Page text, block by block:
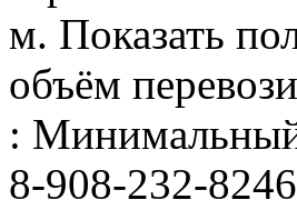
м. Показать
объём
: Минимальный
8-908-232-